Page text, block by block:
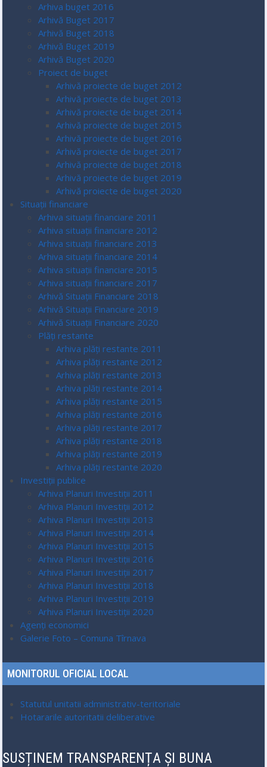
Arhiva buget 2016
Arhivă Buget 2017
Arhivă Buget 2018
Arhivă Buget 2019
Arhivă Buget 2020
Proiect de buget
Arhivă proiecte de buget 2012
Arhivă proiecte de buget 2013
Arhivă proiecte de buget 2014
Arhivă proiecte de buget 2015
Arhivă proiecte de buget 2016
Arhivă proiecte de buget 2017
Arhivă proiecte de buget 2018
Arhivă proiecte de buget 2019
Arhivă proiecte de buget 2020
Situații financiare
Arhiva situații financiare 2011
Arhiva situații financiare 2012
Arhiva situații financiare 2013
Arhiva situații financiare 2014
Arhiva situații financiare 2015
Arhiva situații financiare 2017
Arhivă Situații Financiare 2018
Arhivă Situații Financiare 2019
Arhivă Situații Financiare 2020
Plăți restante
Arhiva plăți restante 2011
Arhiva plăți restante 2012
Arhiva plăți restante 2013
Arhiva plăți restante 2014
Arhiva plăți restante 2015
Arhiva plăți restante 2016
Arhiva plăți restante 2017
Arhiva plăți restante 2018
Arhiva plăți restante 2019
Arhiva plăți restante 2020
Investiții publice
Arhiva Planuri Investiții 2011
Arhiva Planuri Investiții 2012
Arhiva Planuri Investiții 2013
Arhiva Planuri Investiții 2014
Arhiva Planuri Investiții 2015
Arhiva Planuri Investiții 2016
Arhiva Planuri Investiții 2017
Arhiva Planuri Investiții 2018
Arhiva Planuri Investiții 2019
Arhiva Planuri Investiții 2020
Agenți economici
Galerie Foto – Comuna Tîrnava
MONITORUL OFICIAL LOCAL
Statutul unitatii administrativ-teritoriale
Hotararile autoritatii deliberative
SUSȚINEM TRANSPARENȚA ȘI BUNA